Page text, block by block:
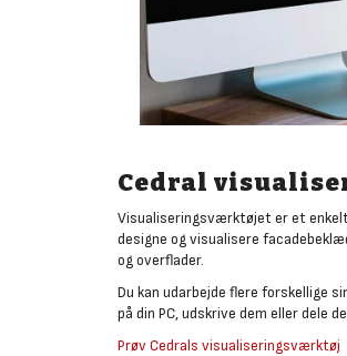
Cedral
Visualiseringsværktøjet er et
designe og visualisere
og overflader.
Du kan udarbejde flere forskellige
på din PC, udskrive dem eller dele
Prøv Cedrals visualiseringsværktøj